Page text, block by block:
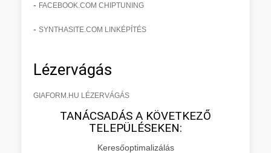
- FACEBOOK.COM CHIPTUNING
- SYNTHASITE.COM LINKÉPÍTÉS
Lézervágás
GIAFORM.HU LÉZERVÁGÁS
TANÁCSADÁS A KÖVETKEZŐ
TELEPÜLÉSEKEN:
Keresőoptimalizálás